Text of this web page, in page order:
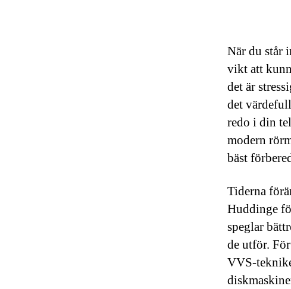
När du står
vikt att
det är
det
redo i din
modern
bäst
Tiderna
Huddinge
speglar
de utför.
VVS-